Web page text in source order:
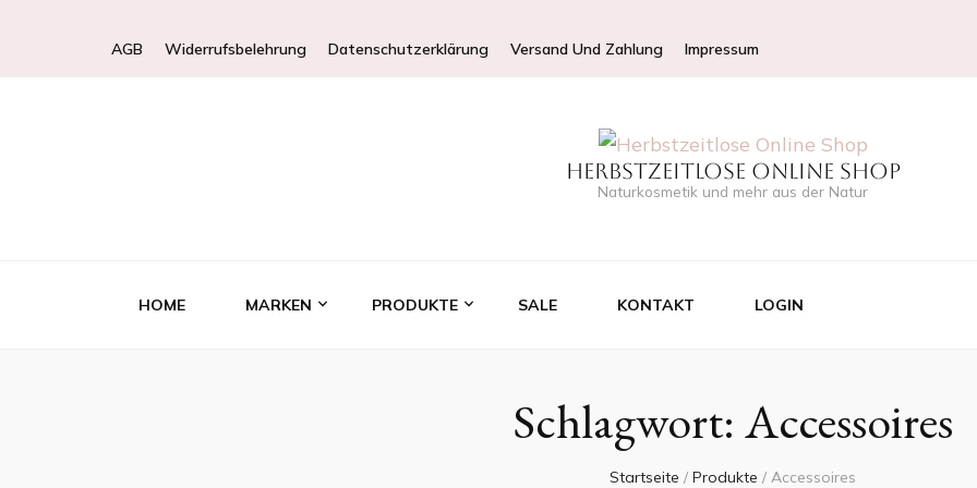
AGB Widerrufsbelehrung Datenschutzerklärung Versand Und Zahlung Impressum
Herbstzeitlose Online Shop
Naturkosmetik und mehr aus der Natur
HOME MARKEN PRODUKTE SALE KONTAKT LOGIN
Schlagwort: Accessoires
Startseite / Produkte / Accessoires